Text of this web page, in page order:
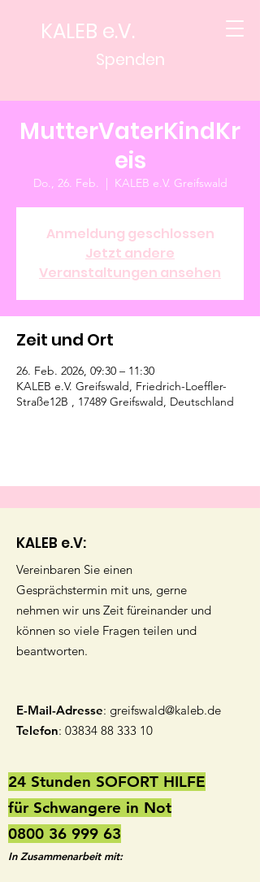
KALEB e.V.
Spenden
MutterVaterKindKr
eis
Do., 26. Feb.
  |
KALEB e.V. Greifswald
Anmeldung geschlossen
Jetzt andere
Veranstaltungen ansehen
Zeit und Ort
26. Feb. 2026, 09:30 – 11:30
KALEB e.V. Greifswald, Friedrich-Loeffler-
Straße12B , 17489 Greifswald, Deutschland
KALEB e.V:
Vereinbaren Sie einen
Gesprächstermin mit uns, gerne
nehmen wir uns Zeit füreinander und
können so viele Fragen teilen und
beantworten.
E-Mail-Adresse: greifswald@kaleb.de
Telefon: 03834 88 333 10
24 Stunden SOFORT HILFE
für Schwangere in Not
0800 36 999 63
In Zusammenarbeit mit: